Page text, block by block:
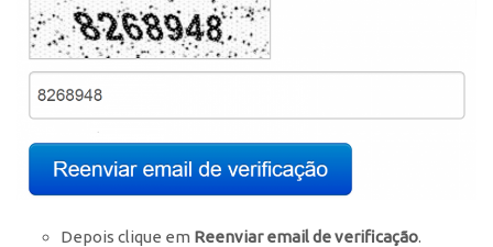
Depois clique em Reenviar email de verificação.